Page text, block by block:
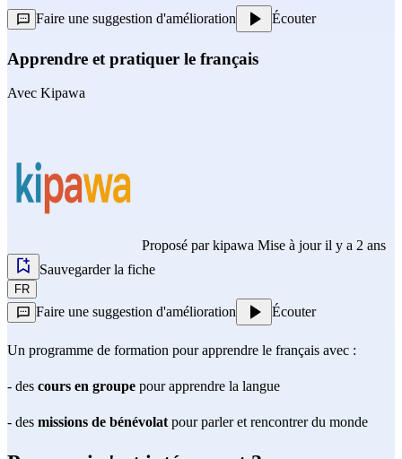
Faire une suggestion d'amélioration Écouter
Apprendre et pratiquer le français
Avec Kipawa
Proposé par kipawa Mise à jour il y a 2 ans
Sauvegarder la fiche
FR
Faire une suggestion d'amélioration Écouter
Un programme de formation pour apprendre le français avec :
- des cours en groupe pour apprendre la langue
- des missions de bénévolatpour parler et rencontrer du monde